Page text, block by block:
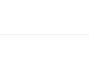
Un
nostri dossier